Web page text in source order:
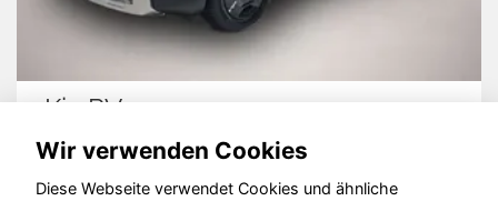
Kia PV5
Wir verwenden Cookies
Diese Webseite verwendet Cookies und ähnliche